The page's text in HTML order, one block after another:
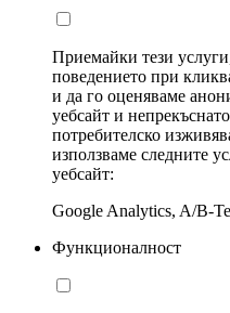
Приемайки тези
поведението при
и да го оценяваме
уебсайт и
потребителско
използваме следните
уебсайт:
Google Analytics, A/B-
Функционалност